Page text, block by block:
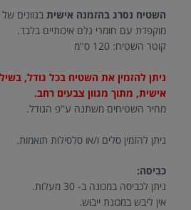
השטיח נסרג בהזמנה אישית בגוונים
מוקפדת עם חומרי גלם איכותיים בלבד.
קוטר השטיח: 120 ס"מ
ניתן להזמין את השטיח בכל גודל,
אישית, מתוך מגוון צבעים רחב.
מחיר השטיחים משתנה ע"פ הגודל.
ניתן להזמין סלים ו/או סלסילות תואמות.
כביסה:
ניתן לכביסה במכונה ב- 30 מעלות.
אין ליבש במכונת ייבוש.